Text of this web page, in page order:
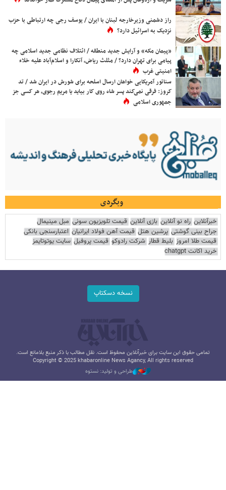
راز دشمنی وزیرخارجه لبنان با ایران / یوسف رجی چه ارتباطی با حزب
نزدیک به اسرائیل دارد؟
«پیمان مکه» و آرایش جدید منطقه / ائتلاف نظامی جدید اسلامی چه
پیامی برای تهران دارد؟ / مثلث ریاض، آنکارا و اسلام‌آباد علیه خلاء
امنیتی غرب
سناتور آمریکایی خواهان ارسال اسلحه برای شورش در ایران شد / تد
کروز: فرقی نمی‌کند پسر شاه روی کار بیاید یا مریم رجوی، هر کسی جز
جمهوری اسلامی
وبگردی
خبرآنلاین راه نو آنلاین بازی آنلاین قیمت تلویزیون سونی مبل مینیمال
جراح بینی گوشتی پرشین هتل قیمت آهن فولاد ایرانیان اعتبارسنجی بانکی
قیمت طلا امروز بلیط قطار شرکت رادوکو قیمت پروفیل سایت یوتوتایمز
خرید اکانت chatgpt
نسخه دسکتاپ
تمامی حقوق این سایت برای خبرآنلاین محفوظ است. نقل مطالب با ذکر منبع بلامانع است.
Copyright © 2025 khabaronline News Agancy, All rights reserved
طراحی و تولید: نستوه